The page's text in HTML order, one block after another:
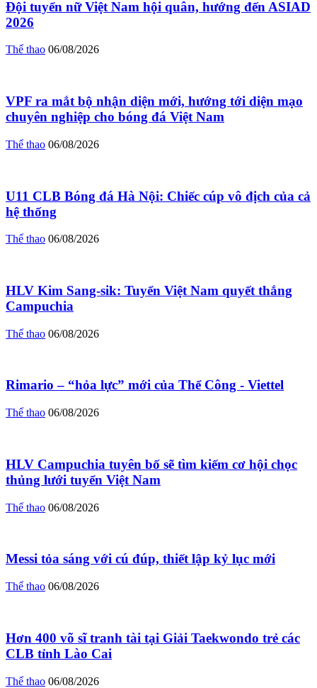
Đội tuyển nữ Việt Nam hội quân, hướng đến ASIAD
2026
Thể thao 06/08/2026
VPF ra mắt bộ nhận diện mới, hướng tới diện mạo
chuyên nghiệp cho bóng đá Việt Nam
Thể thao 06/08/2026
U11 CLB Bóng đá Hà Nội: Chiếc cúp vô địch của cả
hệ thống
Thể thao 06/08/2026
HLV Kim Sang-sik: Tuyển Việt Nam quyết thắng
Campuchia
Thể thao 06/08/2026
Rimario – “hỏa lực” mới của Thể Công - Viettel
Thể thao 06/08/2026
HLV Campuchia tuyên bố sẽ tìm kiếm cơ hội chọc
thủng lưới tuyển Việt Nam
Thể thao 06/08/2026
Messi tỏa sáng với cú đúp, thiết lập kỷ lục mới
Thể thao 06/08/2026
Hơn 400 võ sĩ tranh tài tại Giải Taekwondo trẻ các
CLB tỉnh Lào Cai
Thể thao 06/08/2026